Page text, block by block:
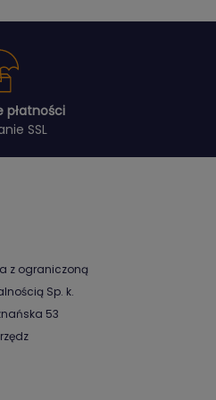
płatności
SSL
z ograniczoną
Sp. k.
53